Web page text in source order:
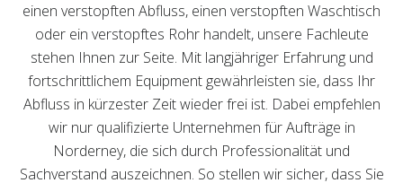
einen verstopften Abfluss, einen verstopften Waschtisch
oder ein verstopftes Rohr handelt, unsere Fachleute
stehen Ihnen zur Seite. Mit langjähriger Erfahrung und
fortschrittlichem Equipment gewährleisten sie, dass Ihr
Abfluss in kürzester Zeit wieder frei ist. Dabei empfehlen
wir nur qualifizierte Unternehmen für Aufträge in
Norderney, die sich durch Professionalität und
Sachverstand auszeichnen. So stellen wir sicher, dass Sie